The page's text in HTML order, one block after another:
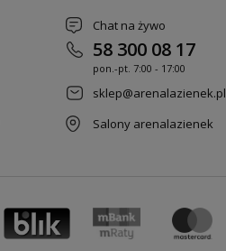
Chat na żywo
58 300 08 17
pon.-pt. 7:00 - 17:00
sklep@arenalazienek.pl
Salony arenalazienek